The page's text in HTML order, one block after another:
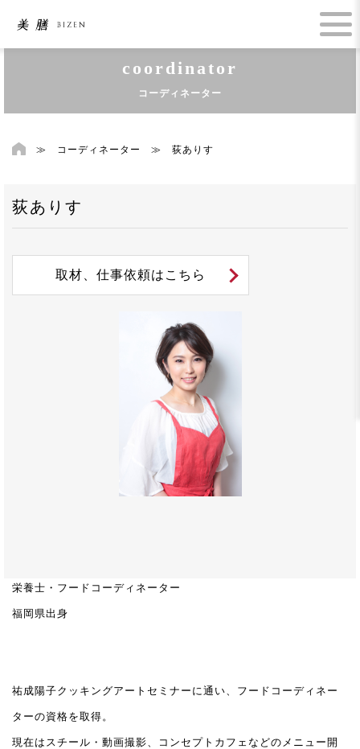
coordinator
コーディネーター
≫ コーディネーター ≫ 荻ありす
荻ありす
取材、仕事依頼はこちら
栄養士・フードコーディネーター
福岡県出身
祐成陽子クッキングアートセミナーに通い、フードコーディネー
ターの資格を取得。
現在はスチール・動画撮影、コンセプトカフェなどのメニュー開